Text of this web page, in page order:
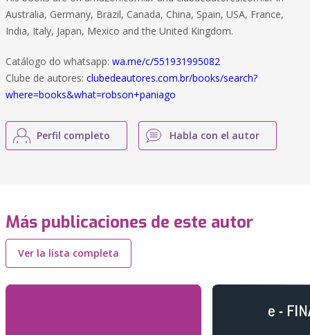
Australia, Germany, Brazil, Canada, China, Spain, USA, France,
India, Italy, Japan, Mexico and the United Kingdom.
Catálogo do whatsapp: wa.me/c/551931995082
Clube de autores: clubedeautores.com.br/books/search?
where=books&what=robson+paniago
Perfil completo Habla con el autor
Más publicaciones de este autor
Ver la lista completa